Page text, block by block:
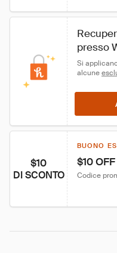
presso
Si
alcune
$10
DI SCONTO
BUONO
$10
Codice